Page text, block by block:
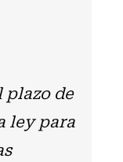
plazo de
ley para